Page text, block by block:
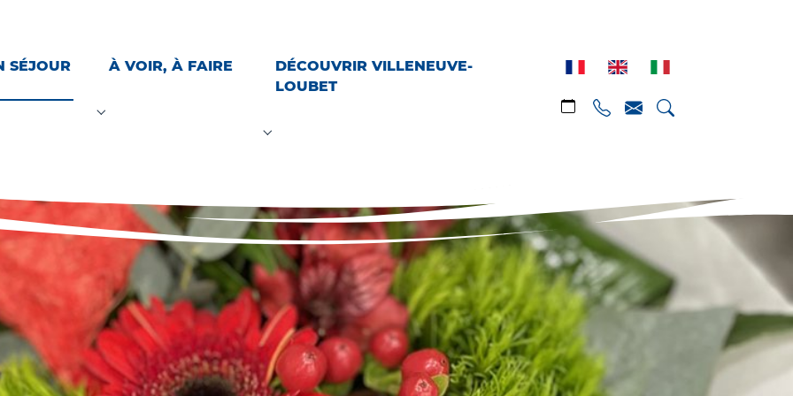
SÉJOUR
son séjour"
À VOIR, À FAIRE
Submenu for "À voir, À faire"
DÉCOUVRIR VILLENEUVE-
LOUBET
Submenu for "Découvrir Villeneuve-Loubet"
CalendrierTéléphone
EmailRechercher